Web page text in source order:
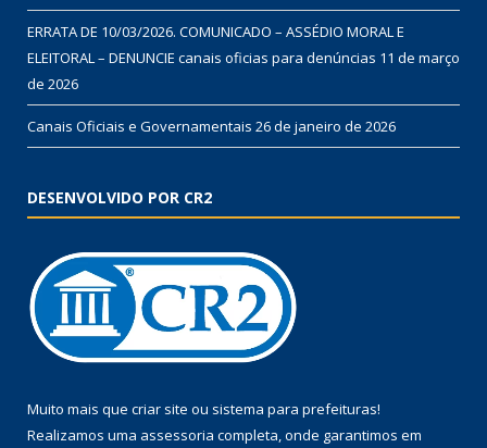
ERRATA DE 10/03/2026. COMUNICADO – ASSÉDIO MORAL E
ELEITORAL – DENUNCIE canais oficias para denúncias 11 de março
de 2026
Canais Oficiais e Governamentais 26 de janeiro de 2026
DESENVOLVIDO POR CR2
Muito mais que criar site ou sistema para prefeituras!
Realizamos uma assessoria completa, onde garantimos em